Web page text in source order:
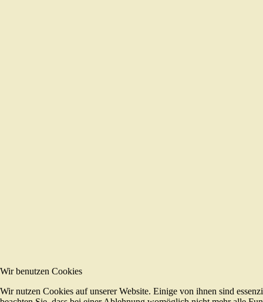
Wir benutzen Cookies
Wir nutzen Cookies auf unserer Website. Einige von ihnen sind